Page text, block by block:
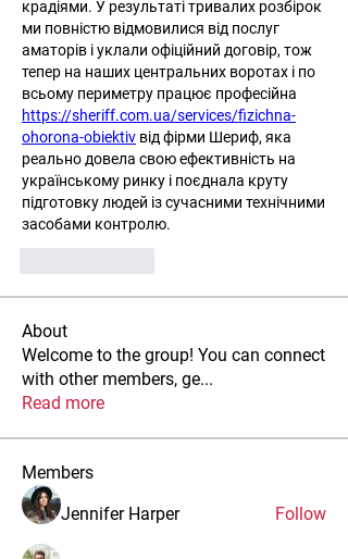
крадіями. У результаті тривалих розбірок
ми повністю відмовилися від послуг
аматорів і уклали офіційний договір, тож
тепер на наших центральних воротах і по
https://sheriff.com.ua/services/fizichna-
ohorona-obiektiv від фірми Шериф, яка
реально довела свою ефективність на
українському ринку і поєднала круту
підготовку людей із сучасними технічними
засобами контролю.
About
Welcome to the group! You can connect
with other members, ge...
Read more
Members
Jennifer Harper
Follow